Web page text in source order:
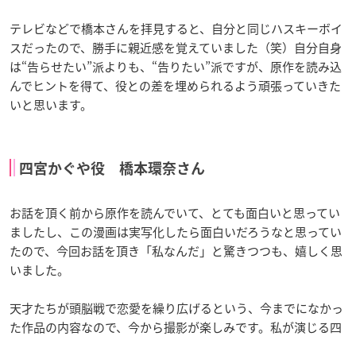
テレビなどで橋本さんを拝見すると、自分と同じハスキーボイ
スだったので、勝手に親近感を覚えていました（笑）自分自身
は“告らせたい”派よりも、“告りたい”派ですが、原作を読み込
んでヒントを得て、役との差を埋められるよう頑張っていきた
いと思います。
四宮かぐや役 橋本環奈さん
お話を頂く前から原作を読んでいて、とても面白いと思ってい
ましたし、この漫画は実写化したら面白いだろうなと思ってい
たので、今回お話を頂き「私なんだ」と驚きつつも、嬉しく思
いました。
天才たちが頭脳戦で恋愛を繰り広げるという、今までになかっ
た作品の内容なので、今から撮影が楽しみです。私が演じる四